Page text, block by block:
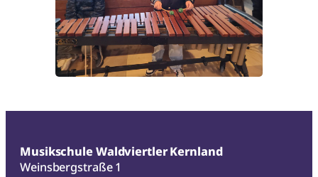
Musikschule Waldviertler Kernland
Weinsbergstraße 1